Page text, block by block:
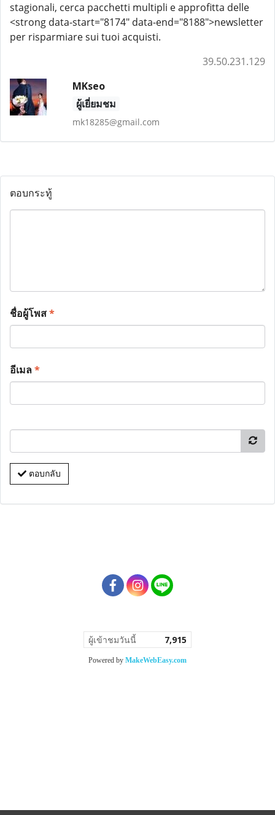
stagionali, cerca pacchetti multipli e approfitta delle
<strong data-start="8174" data-end="8188">newsletter
per risparmiare sui tuoi acquisti.
39.50.231.129
MKseo
ผู้เยี่ยมชม
mk18285@gmail.com
ตอบกระทู้
ชื่อผู้โพส*
อีเมล*
ตอบกลับ
ผู้เข้าชมวันนี้ 7,915
Powered by MakeWebEasy.com